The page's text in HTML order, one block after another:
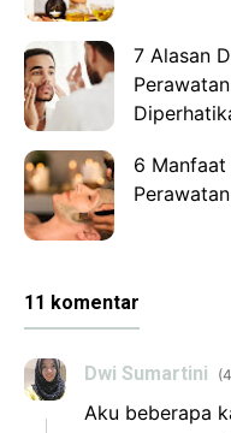
7 Alasan
6 Manfaat
11 komentar
Dwi Sumartini
Aku beberapa